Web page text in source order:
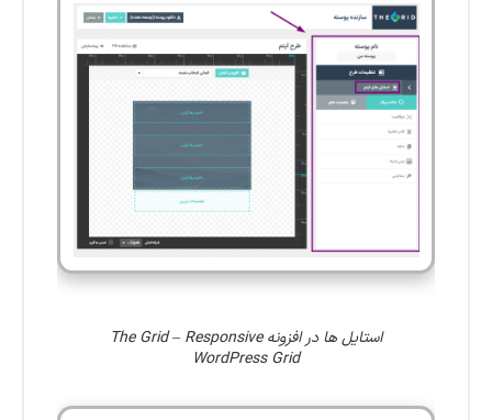
استایل ها در افزونه The Grid – Responsive
WordPress Grid